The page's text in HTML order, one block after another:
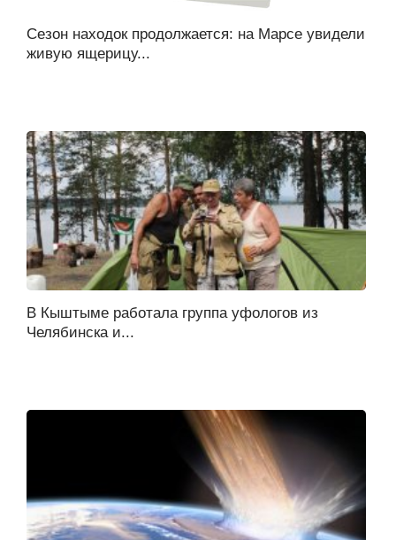
Сезон находок продолжается: на Марсе увидели
живую ящерицу...
В Кыштыме работала группа уфологов из
Челябинска и...